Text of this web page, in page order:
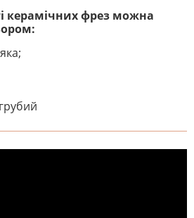
керамічних фрез можна
Ви